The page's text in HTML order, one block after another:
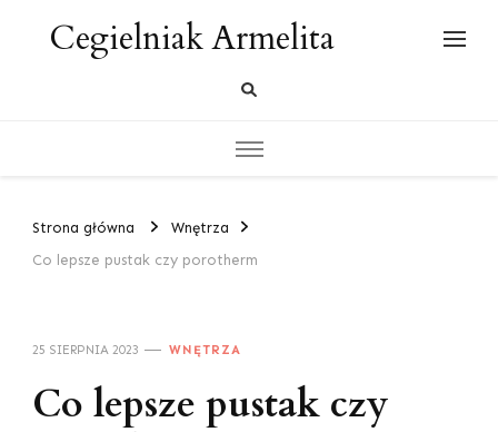
Cegielniak Armelita
Strona główna
Wnętrza
Co lepsze pustak czy porotherm
25 SIERPNIA 2023 WNĘTRZA
Co lepsze pustak czy